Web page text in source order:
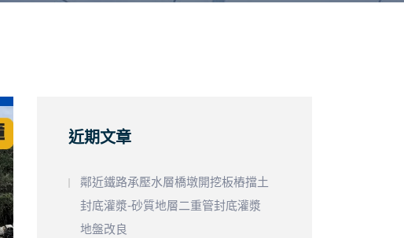
近期文章
鄰近鐵路承壓水層橋墩開挖板樁擋土
封底灌漿-砂質地層二重管封底灌漿
地盤改良